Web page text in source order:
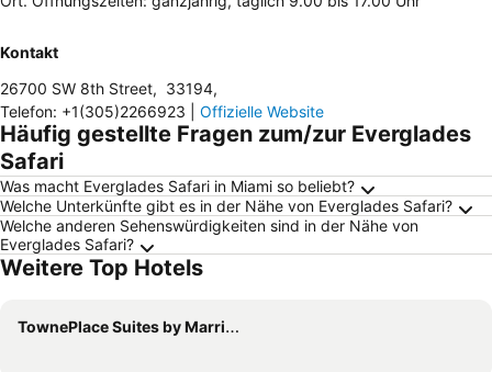
Kontakt
26700 SW 8th Street, 33194,
Telefon: +1(305)2266923 Offizielle Website
Häufig gestellte Fragen zum/zur Everglades
Safari
Was macht Everglades Safari in Miami so beliebt?
Welche Unterkünfte gibt es in der Nähe von Everglades Safari?
Welche anderen Sehenswürdigkeiten sind in der Nähe von
Everglades Safari?
Weitere Top Hotels
TownePlace Suites by Marriott Miami Kendall West